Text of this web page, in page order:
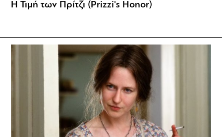
Η Τιμή των Πρίτζι (Prizzi's Honor)